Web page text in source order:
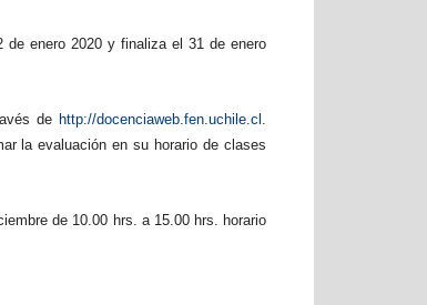
de enero 2020 y finaliza el 31 de enero
de http://docenciaweb.fen.uchile.cl .
la evaluación en su horario de clases
de 10.00 hrs. a 15.00 hrs. horario